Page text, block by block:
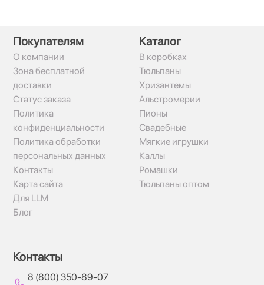
Покупателям
О компании
Зона бесплатной
доставки
Статус заказа
Политика
конфиденциальности
Политика обработки
персональных данных
Контакты
Карта сайта
Для LLM
Блог
Каталог
В коробках
Тюльпаны
Хризантемы
Альстромерии
Пионы
Свадебные
Мягкие игрушки
Каллы
Ромашки
Тюльпаны оптом
Контакты
8 (800) 350-89-07